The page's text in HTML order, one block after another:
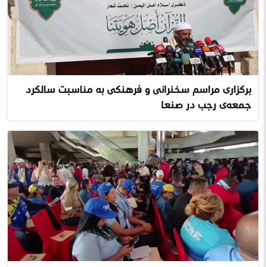
برگزاری مراسم سخنرانی و فرهنگی به مناسبت سالگرد
جمعه‌ی رجب در صنعا